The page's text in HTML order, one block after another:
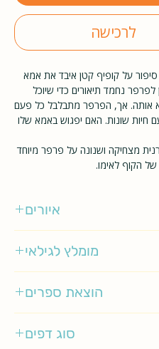
לרכישה
על קופיף קטן איבד את אמא
לפרפר נחמד תיאורים כדי שיוכל
אותה. אך, הפרפר מתבלבל כל פעם
חיות שונות. האם יפגוש באמא שלו
מצחיקה ושנונה על פרפר מיוחד
הקוף לאימו.
איורים
מומלץ לגילאי
הוצאת ספרים
סוג דפים